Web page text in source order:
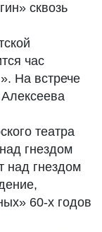
сквозь
час
На встрече
театра
гнездом
над гнездом
60-х годов